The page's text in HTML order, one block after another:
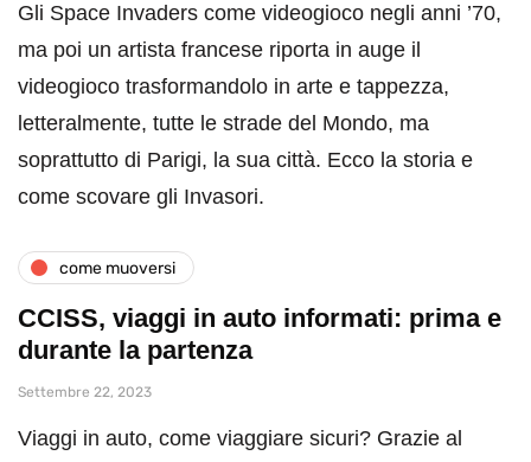
Gli Space Invaders come videogioco negli anni ’70,
ma poi un artista francese riporta in auge il
videogioco trasformandolo in arte e tappezza,
letteralmente, tutte le strade del Mondo, ma
soprattutto di Parigi, la sua città. Ecco la storia e
come scovare gli Invasori.
come muoversi
CCISS, viaggi in auto informati: prima e
durante la partenza
Settembre 22, 2023
Viaggi in auto, come viaggiare sicuri? Grazie al